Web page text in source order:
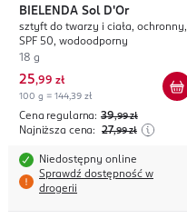
BIELENDA Sol D'Or
sztyft do twarzy i ciała, ochronny,
SPF 50, wodoodporny
18 g
25,99 zł
100 g = 144,39 zł
Cena regularna: 39,99 zł
Najniższa cena: 27,99 zł
Niedostępny online
Sprawdź dostępność w
drogerii